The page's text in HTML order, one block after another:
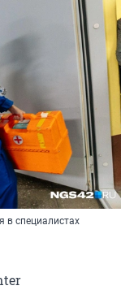
в специалистах